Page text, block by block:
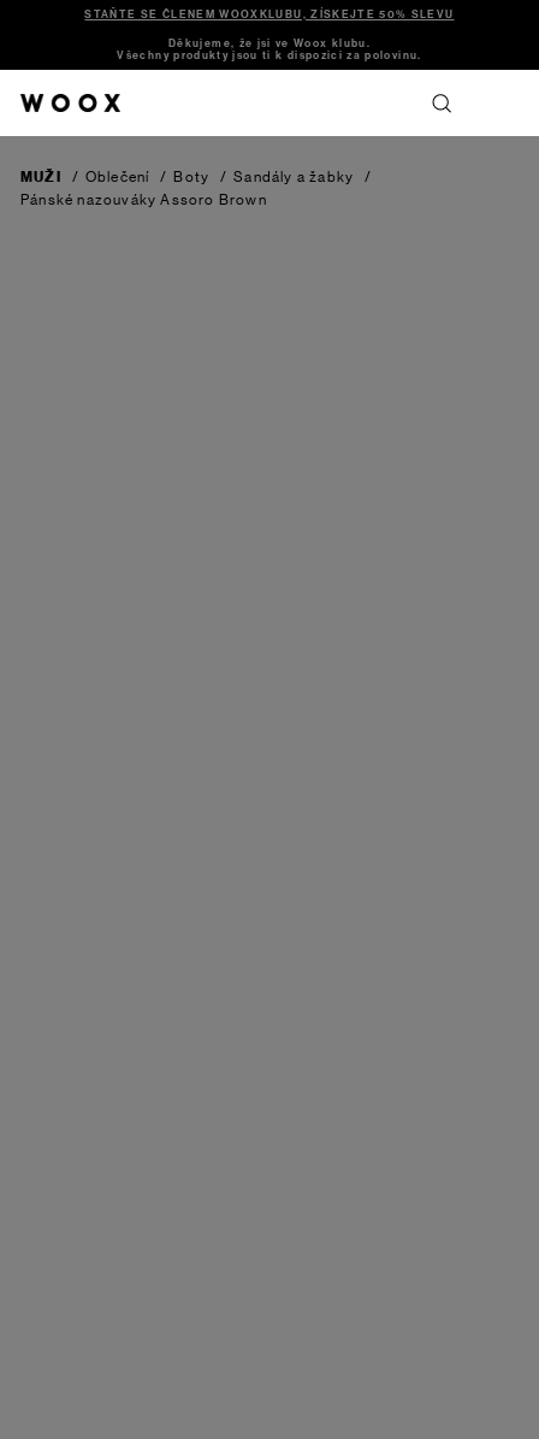
STAŇTE SE ČLENEM WOOXKLUBU, ZÍSKEJTE 50% SLEVU
Děkujeme, že jsi ve Woox klubu.
Všechny produkty jsou ti k dispozici za polovinu.
MUŽI / Oblečení / Boty / Sandály a žabky
/
Pánské nazouváky Assoro Brown